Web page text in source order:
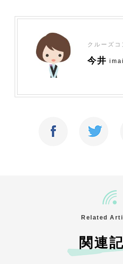
クルーズコ
今井 imai
Related
関連